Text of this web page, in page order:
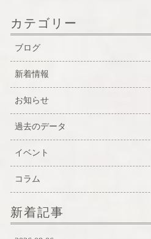
カテゴリー
ブログ
新着情報
お知らせ
過去のデータ
イベント
コラム
新着記事